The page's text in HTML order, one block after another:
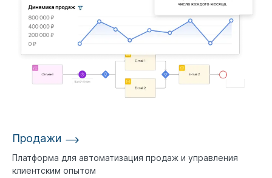
Продажи
Платформа для автоматизация продаж и управления
клиентским опытом